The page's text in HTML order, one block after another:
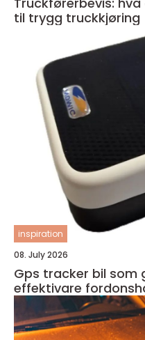
til trygg truckkjøring
inspiration
08. July 2026
Gps tracker bil som
effektivare